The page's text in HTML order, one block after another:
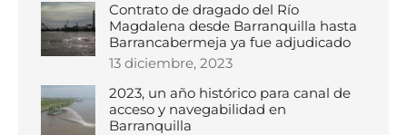
Contrato de dragado del Río
Magdalena desde Barranquilla hasta
Barrancabermeja ya fue adjudicado
13 diciembre, 2023
2023, un año histórico para canal de
acceso y navegabilidad en
Barranquilla